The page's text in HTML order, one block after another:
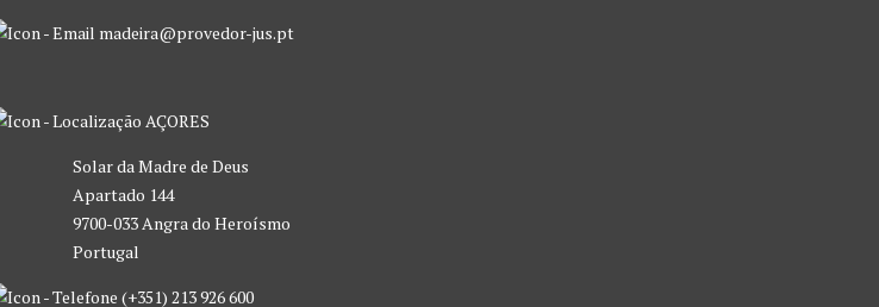
madeira@provedor-jus.pt
AÇORES
Solar da Madre de Deus
Apartado 144
9700-033 Angra do Heroísmo
Portugal
(+351) 213 926 600